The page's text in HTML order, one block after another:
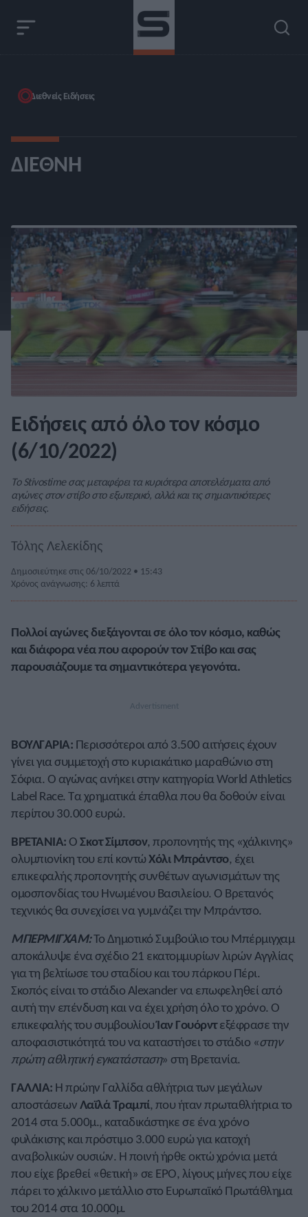
Διεθνείς Ειδήσεις
ΔΙΕΘΝΉ
Ειδήσεις από όλο τον κόσμο
(6/10/2022)
Το Stivostime σας μεταφέρει τα κυριότερα αποτελέσματα από
αγώνες στον στίβο στο εξωτερικό, αλλά και τις σημαντικότερες
ειδήσεις.
Τόλης Λελεκίδης
Δημοσιεύτηκε στις 06/10/2022 • 15:43
Χρόνος ανάγνωσης: 6 λεπτά
Πολλοί αγώνες διεξάγονται σε όλο τον κόσμο, καθώς
και διάφορα νέα που αφορούν τον Στίβο και σας
παρουσιάζουμε τα σημαντικότερα γεγονότα.
ΒΟΥΛΓΑΡΙΑ: Περισσότεροι από 3.500 αιτήσεις έχουν
γίνει για συμμετοχή στο κυριακάτικο μαραθώνιο στη
Σόφια. Ο αγώνας ανήκει στην κατηγορία World Athletics
Label Race. Τα χρηματικά έπαθλα που θα δοθούν είναι
περίπου 30.000 ευρώ.
ΒΡΕΤΑΝΙΑ: ΟΣκοτ Σίμπσον, προπονητής της «χάλκινης»
ολυμπιονίκη του επί κοντώΧόλι Μπράντσο, έχει
επικεφαλής προπονητής συνθέτων αγωνισμάτων της
ομοσπονδίας του Ηνωμένου Βασιλείου. Ο Βρετανός
τεχνικός θα συνεχίσει να γυμνάζει την Μπράντσο.
ΜΠΕΡΜΙΓΧΑΜ:Το Δημοτικό Συμβούλιο του Μπέρμιγχαμ
αποκάλυψε ένα σχέδιο 21 εκατομμυρίων λιρών Αγγλίας
για τη βελτίωσε του σταδίου και του πάρκου Πέρι.
Σκοπός είναι το στάδιο Alexander να επωφεληθεί από
αυτή την επένδυση και να έχει χρήση όλο το χρόνο. Ο
επικεφαλής του συμβουλίουΊαν Γουόρντεξέφρασε την
αποφασιστικότητά του να καταστήσει το στάδιο «στην
πρώτη αθλητική εγκατάσταση» στη Βρετανία.
ΓΑΛΛΙΑ: Η πρώην Γαλλίδα αθλήτρια των μεγάλων
αποστάσεωνΛαϊλά Τραμπί, που ήταν πρωταθλήτρια το
2014 στα 5.000μ., καταδικάστηκε σε ένα χρόνο
φυλάκισης και πρόστιμο 3.000 ευρώ για κατοχή
αναβολικών ουσιών. Η ποινή ήρθε οκτώ χρόνια μετά
που είχε βρεθεί «θετική» σε ΕΡΟ, λίγους μήνες που είχε
πάρει το χάλκινο μετάλλιο στο Ευρωπαϊκό Πρωτάθλημα
του 2014 στα 10.000μ.